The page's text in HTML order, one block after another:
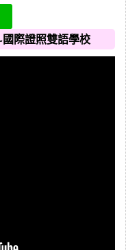
際證照雙語學校